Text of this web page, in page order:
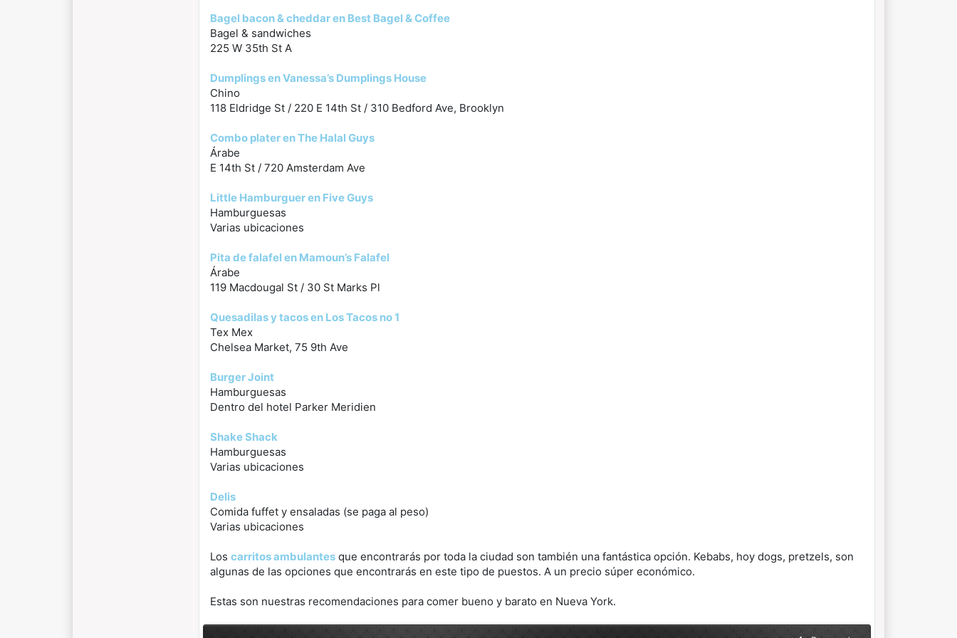
Bagel bacon & cheddar en Best Bagel & Coffee
Bagel & sandwiches
225 W 35th St A
Dumplings en Vanessa’s Dumplings House
Chino
118 Eldridge St / 220 E 14th St / 310 Bedford Ave, Brooklyn
Combo plater en The Halal Guys
Árabe
E 14th St / 720 Amsterdam Ave
Little Hamburguer en Five Guys
Hamburguesas
Varias ubicaciones
Pita de falafel en Mamoun’s Falafel
Árabe
119 Macdougal St / 30 St Marks Pl
Quesadilas y tacos en Los Tacos no 1
Tex Mex
Chelsea Market, 75 9th Ave
Burger Joint
Hamburguesas
Dentro del hotel Parker Meridien
Shake Shack
Hamburguesas
Varias ubicaciones
Delis
Comida fuffet y ensaladas (se paga al peso)
Varias ubicaciones
Los carritos ambulantesque encontrarás por toda la ciudad son también una fantástica opción. Kebabs, hoy dogs, pretzels, son
algunas de las opciones que encontrarás en este tipo de puestos. A un precio súper económico.
Estas son nuestras recomendaciones para comer bueno y barato en Nueva York.